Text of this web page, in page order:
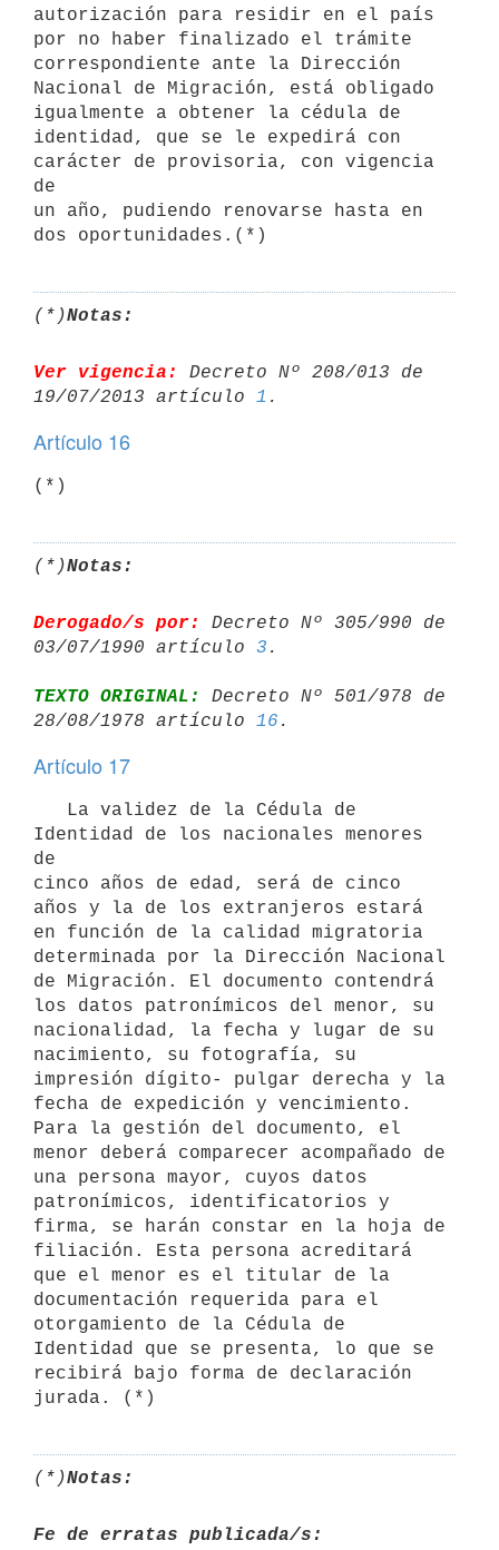
autorización para residir en el país
por no haber finalizado el trámite
correspondiente ante la Dirección
Nacional de Migración, está obligado
igualmente a obtener la cédula de
identidad, que se le expedirá con
carácter de provisoria, con vigencia
de
un año, pudiendo renovarse hasta en
dos oportunidades.(*)
(*)Notas:
Ver vigencia:
Decreto Nº 208/013 de
19/07/2013 artículo 1
Artículo 16
(*)Notas:
Derogado/s por:
Decreto Nº 305/990 de
03/07/1990 artículo 3
TEXTO ORIGINAL:
Decreto Nº 501/978 de
28/08/1978 artículo 16
Artículo 17
Identidad de los nacionales menores
de
cinco años de edad, será de cinco
años y la de los extranjeros estará
en función de la calidad migratoria
determinada por la Dirección Nacional
de Migración. El documento contendrá
los datos patronímicos del menor, su
nacionalidad, la fecha y lugar de su
nacimiento, su fotografía, su
impresión dígito- pulgar derecha y la
fecha de expedición y vencimiento.
Para la gestión del documento, el
menor deberá comparecer acompañado de
una persona mayor, cuyos datos
patronímicos, identificatorios y
firma, se harán constar en la hoja de
filiación. Esta persona acreditará
que el menor es el titular de la
documentación requerida para el
otorgamiento de la Cédula de
Identidad que se presenta, lo que se
recibirá bajo forma de declaración
jurada. (*)
(*)Notas:
Fe de erratas publicada/s: